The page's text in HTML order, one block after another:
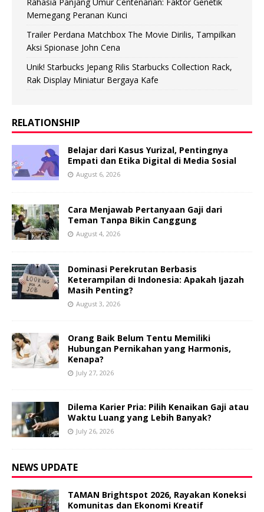
Memegang Peranan Kunci
Trailer Perdana Matchbox The Movie Dirilis, Tampilkan
Aksi Spionase John Cena
Unik! Starbucks Jepang Rilis Starbucks Collection Rack,
Rak Display Miniatur Bergaya Kafe
RELATIONSHIP
Belajar dari Kasus Yurizal, Pentingnya
Empati dan Etika Digital di Media Sosial
August 6, 2026
Cara Menjawab Pertanyaan Gaji dari
Teman Tanpa Bikin Canggung
August 4, 2026
Dominasi Perekrutan Berbasis
Keterampilan di Indonesia: Apakah Ijazah
Masih Penting?
August 3, 2026
Orang Baik Belum Tentu Memiliki
Hubungan Pernikahan yang Harmonis,
Kenapa?
July 27, 2026
Dilema Karier Pria: Pilih Kenaikan Gaji atau
Waktu Luang yang Lebih Banyak?
July 26, 2026
NEWS UPDATE
TAMAN Brightspot 2026, Rayakan Koneksi
Komunitas dan Ekonomi Kreatif